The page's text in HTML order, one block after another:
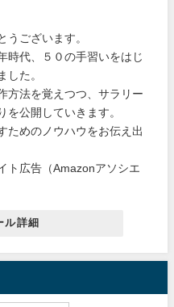
うございます。
時代、５０の手習いをはじ
した。
方法を覚えつつ、サラリー
を公開していきます。
ためのノウハウをお伝え出
ト広告（Amazonアソシエ
ル詳細